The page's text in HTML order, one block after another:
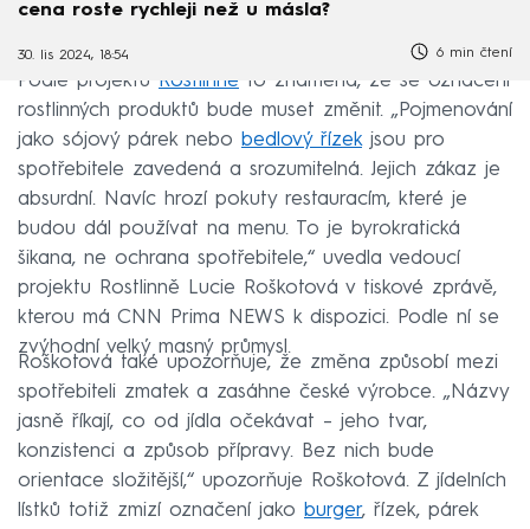
cena roste rychleji než u másla?
30. lis 2024, 18:54 6 min čtení
Podle projektu Rostlinně to znamená, že se označení
rostlinných produktů bude muset změnit. „Pojmenování
jako sójový párek nebo bedlový řízekjsou pro
spotřebitele zavedená a srozumitelná. Jejich zákaz je
absurdní. Navíc hrozí pokuty restauracím, které je
budou dál používat na menu. To je byrokratická
šikana, ne ochrana spotřebitele,“ uvedla vedoucí
projektu Rostlinně Lucie Roškotová v tiskové zprávě,
kterou má CNN Prima NEWS k dispozici. Podle ní se
zvýhodní velký masný průmysl.
Roškotová také upozorňuje, že změna způsobí mezi
spotřebiteli zmatek a zasáhne české výrobce. „Názvy
jasně říkají, co od jídla očekávat – jeho tvar,
konzistenci a způsob přípravy. Bez nich bude
orientace složitější,“ upozorňuje Roškotová. Z jídelních
lístků totiž zmizí označení jako burger, řízek, párek